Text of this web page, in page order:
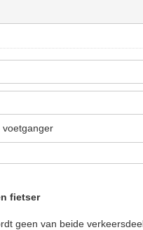
voetganger
fietser
geen van beide